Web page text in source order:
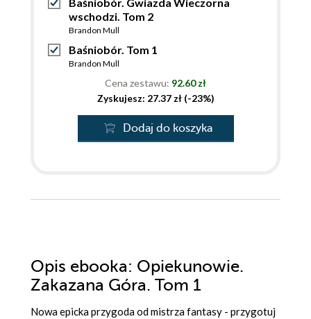
wschodzi. Tom 2
Brandon Mull
Baśniobór. Tom 1
Brandon Mull
Cena zestawu: 92.60 zł
Zyskujesz: 27.37 zł (-23%)
Dodaj do koszyka
Opis ebooka: Opiekunowie.
Zakazana Góra. Tom 1
Nowa epicka przygoda od mistrza fantasy - przygotuj